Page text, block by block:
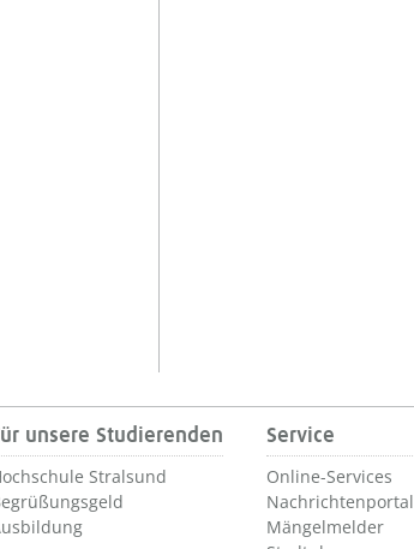
unsere Studierenden
Stralsund
Service
Online-Services
Nachrichtenportal
Mängelmelder